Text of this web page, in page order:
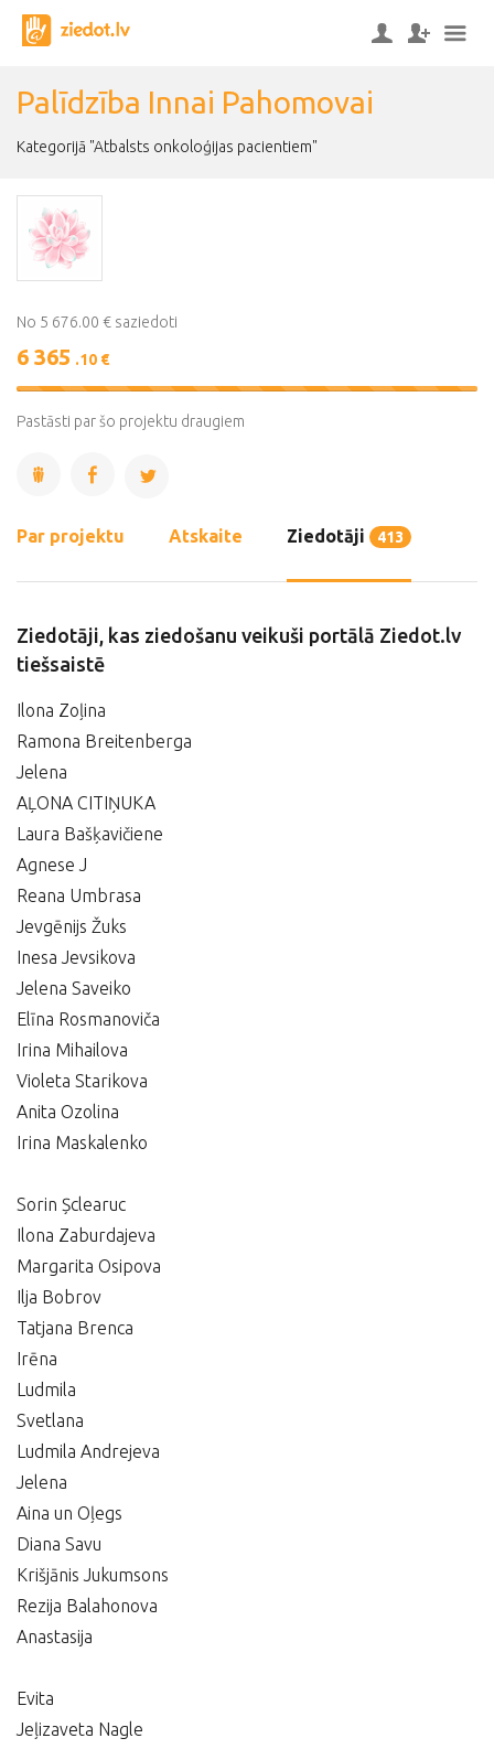
Palīdzība Innai Pahomovai
Kategorijā "Atbalsts onkoloģijas pacientiem"
No 5 676.00 € saziedoti
6 365 .10 €
112%
Pastāsti par šo projektu draugiem
Par projektu Atskaite Ziedotāji 413
Ziedotāji, kas ziedošanu veikuši portālā Ziedot.lv
tiešsaistē
Ilona Zoļina
Ramona Breitenberga
Jelena
AĻONA CITIŅUKA
Laura Bašķavičiene
Agnese J
Reana Umbrasa
Jevgēnijs Žuks
Inesa Jevsikova
Jelena Saveiko
Elīna Rosmanoviča
Irina Mihailova
Violeta Starikova
Anita Ozolina
Irina Maskalenko
Sorin Șclearuc
Ilona Zaburdajeva
Margarita Osipova
Ilja Bobrov
Tatjana Brenca
Irēna
Ludmila
Svetlana
Ludmila Andrejeva
Jelena
Aina un Oļegs
Diana Savu
Krišjānis Jukumsons
Rezija Balahonova
Anastasija
Evita
Jeļizaveta Nagle